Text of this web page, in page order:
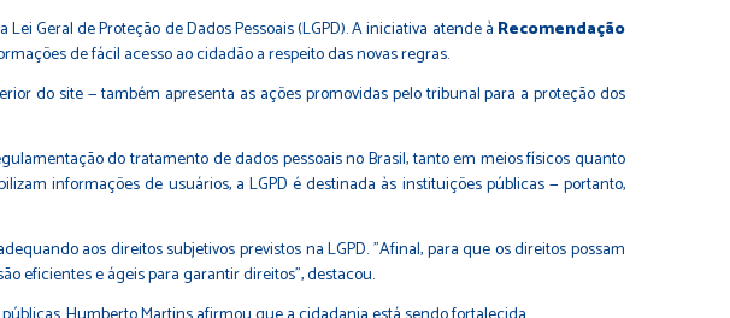
Geral de Proteção de Dados Pessoais (LGPD). A iniciativa atende à Recomendação
de fácil acesso ao cidadão a respeito das novas regras.
do site — também apresenta as ações promovidas pelo tribunal para a proteção dos
do tratamento de dados pessoais no Brasil, tanto em meios físicos quanto
informações de usuários, a LGPD é destinada às instituições públicas — portanto,
aos direitos subjetivos previstos na LGPD. "Afinal, para que os direitos possam
eficientes e ágeis para garantir direitos", destacou.